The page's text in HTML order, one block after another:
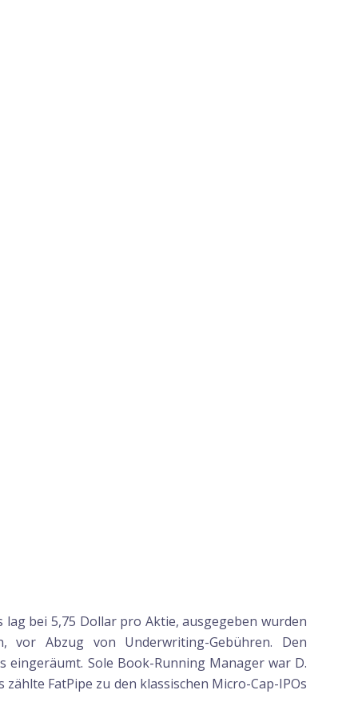
bei 5,75 Dollar pro Aktie, ausgegeben wurden
Abzug von Underwriting-Gebühren. Den
Sole Book-Running Manager war D.
FatPipe zu den klassischen Micro-Cap-IPOs